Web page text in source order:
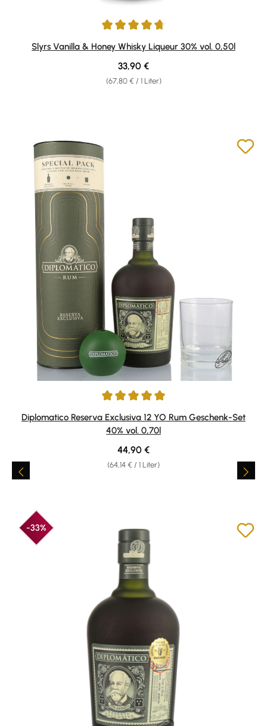
Durchschnittliche Bewertung von 4.69 von 5 Sternen
Slyrs Vanilla & Honey Whisky Liqueur 30% vol. 0,50l
(67,80 € / 1 Liter)
Regulärer Preis:
33,90 €
Durchschnittliche Bewertung von 4.94 von 5 Sternen
Diplomatico Reserva Exclusiva 12 YO Rum Geschenk-Set
40% vol. 0,70l
(64,14 € / 1 Liter)
Regulärer Preis:
44,90 €
-33%